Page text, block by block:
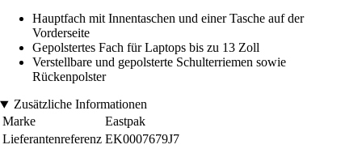
Hauptfach mit Innentaschen und einer Tasche auf der
Vorderseite
Gepolstertes Fach für Laptops bis zu 13 Zoll
Verstellbare und gepolsterte Schulterriemen sowie
Rückenpolster
Zusätzliche Informationen
Marke
Eastpak
Lieferantenreferenz EK0007679J7